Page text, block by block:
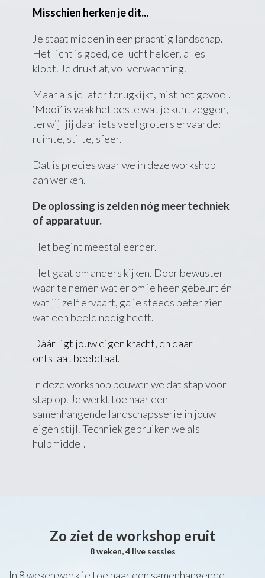
Misschien herken je dit...
Je staat midden in een prachtig landschap.
Het licht is goed, de lucht helder, alles
klopt. Je drukt af, vol verwachting.
Maar als je later terugkijkt, mist het gevoel.
‘Mooi’ is vaak het beste wat je kunt zeggen,
terwijl jij daar iets veel groters ervaarde:
ruimte, stilte, sfeer.
Dat is precies waar we in deze workshop
aan werken.
De oplossing is zelden nóg meer techniek
of apparatuur.
Het begint meestal eerder.
Het gaat om anders kijken. Door bewuster
waar te nemen wat er om je heen gebeurt én
wat jij zelf ervaart, ga je steeds beter zien
wat een beeld nodig heeft.
Dáár ligt jouw eigen kracht, en daar
ontstaat beeldtaal.
In deze workshop bouwen we dat stap voor
stap op. Je werkt toe naar een
samenhangende landschapsserie in jouw
eigen stijl. Techniek gebruiken we als
hulpmiddel.
Zo ziet de workshop eruit
8 weken, 4 live sessies
In 8 weken werk je toe naar een samenhangende